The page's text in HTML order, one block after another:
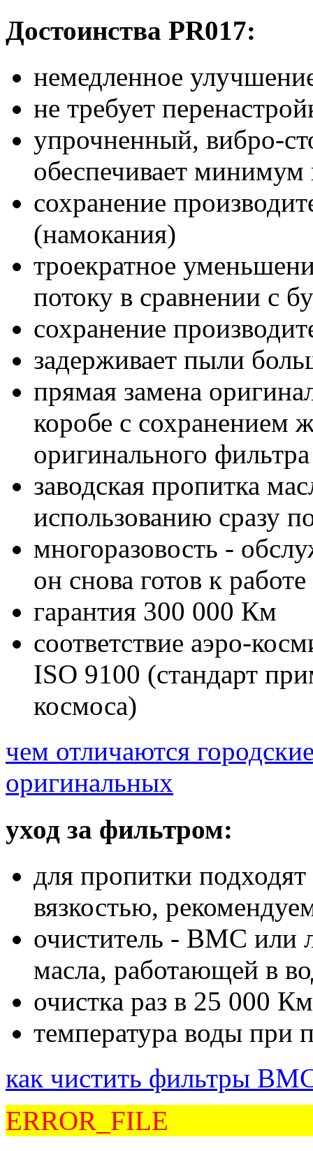
Достоинства PR017:
немедленное
не требует
упрочненный, вибро-
обеспечивает
сохранение
(намокания)
троекратное
потоку в сравнении с
сохранение
задерживает пыли
прямая замена
коробе с сохранением
оригинального фильтра
заводская пропитка
использованию сразу
многоразовость -
он снова готов к работе
гарантия 300 000 Км
соответствие аэро-
ISO 9100 (стандарт
космоса)
чем отличаются
оригинальных
уход за фильтром:
для пропитки
вязкостью,
очиститель - BMC или
масла, работающей в
очистка раз в 25 000 Км
температура воды при
как чистить фильтры
ERROR_FILE